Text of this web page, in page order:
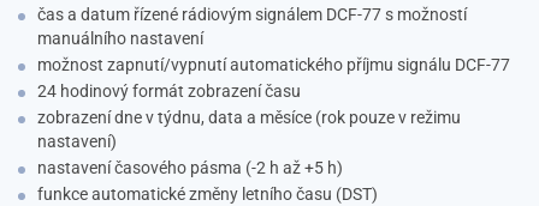
čas a datum řízené rádiovým signálem DCF-77 s možností
manuálního nastavení
možnost zapnutí/vypnutí automatického příjmu signálu DCF-77
24 hodinový formát zobrazení času
zobrazení dne v týdnu, data a měsíce (rok pouze v režimu
nastavení)
nastavení časového pásma (-2 h až +5 h)
funkce automatické změny letního času (DST)